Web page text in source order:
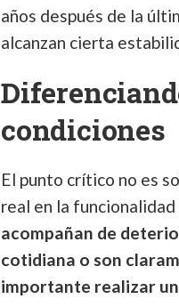
años después de la
alcanzan cierta
condiciones
El punto crítico no es
real en la funcionalidad
acompañan de
cotidiana o son
importante realizar